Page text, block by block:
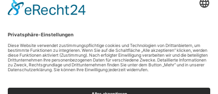
Impressum|Erklärung zur Barrierefreiheit
Kreis Soest | Der Landrat Hoher Weg 1-3 59494 Soest